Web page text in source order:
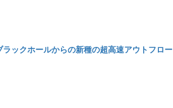
ックホールからの新種の超高速アウトフロー